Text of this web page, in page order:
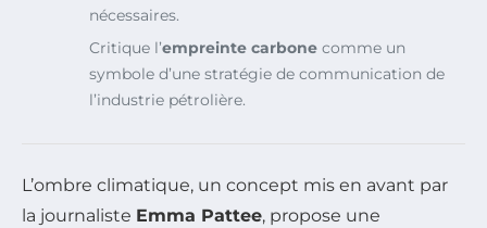
nécessaires.
Critique l’empreinte carbone comme un
symbole d’une stratégie de communication de
l’industrie pétrolière.
L’ombre climatique, un concept mis en avant par
la journaliste Emma Pattee, propose une